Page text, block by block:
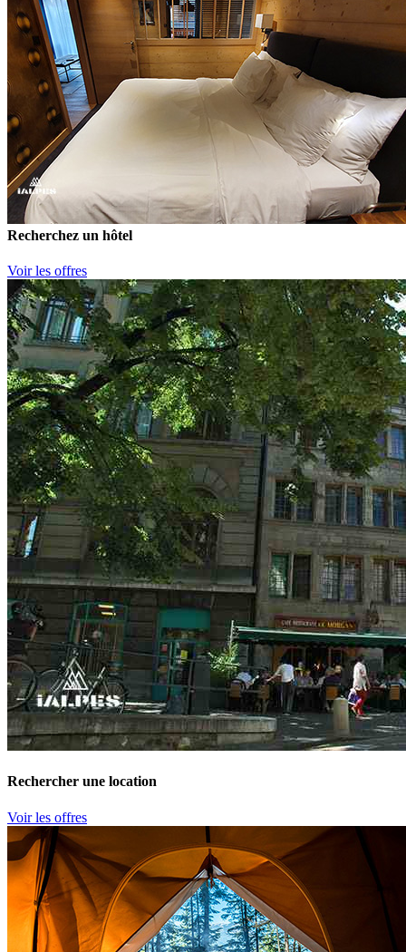
Recherchez un hôtel
Voir les offres
Rechercher une location
Voir les offres